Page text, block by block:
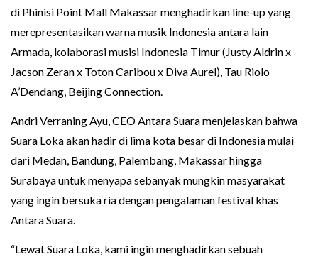
di Phinisi Point Mall Makassar menghadirkan line-up yang
merepresentasikan warna musik Indonesia antara lain
Armada, kolaborasi musisi Indonesia Timur (Justy Aldrin x
Jacson Zeran x Toton Caribou x Diva Aurel), Tau Riolo
A’Dendang, Beijing Connection.
Andri Verraning Ayu, CEO Antara Suara menjelaskan bahwa
Suara Loka akan hadir di lima kota besar di Indonesia mulai
dari Medan, Bandung, Palembang, Makassar hingga
Surabaya untuk menyapa sebanyak mungkin masyarakat
yang ingin bersuka ria dengan pengalaman festival khas
Antara Suara.
“Lewat Suara Loka, kami ingin menghadirkan sebuah